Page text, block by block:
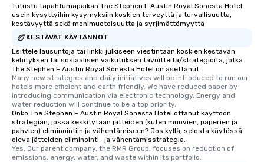
Tutustu tapahtumapaikan The Stephen F Austin Royal Sonesta Hotel
usein kysyttyihin kysymyksiin koskien terveyttä ja turvallisuutta,
kestävyyttä sekä monimuotoisuutta ja syrjimättömyyttä
KESTÄVÄT KÄYTÄNNÖT
Esittele lausuntoja tai linkki julkiseen viestintään koskien kestävän
kehityksen tai sosiaalisen vaikutuksen tavoitteita/strategioita, jotka
The Stephen F Austin Royal Sonesta Hotel on asettanut.
Many new strategies and daily initiatives will be introduced to run our
hotels more efficient and earth friendly. We have reduced paper by
introducing communication via electronic technology. Energy and
water reduction will continue to be a top priority.
Onko The Stephen F Austin Royal Sonesta Hotel ottanut käyttöön
strategian, jossa keskitytään jätteiden (kuten muovien, paperien ja
pahvien) eliminointiin ja vähentämiseen? Jos kyllä, selosta käytössä
oleva jätteiden eliminointi- ja vähentämisstrategia.
Yes, Our parent company, the RMR Group, focuses on reduction of
emissions, energy, water, and waste within its portfolio.